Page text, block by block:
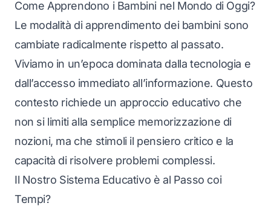
Come Apprendono i Bambini nel Mondo di Oggi?
Le modalità di apprendimento dei bambini sono
cambiate radicalmente rispetto al passato.
Viviamo in un’epoca dominata dalla tecnologia e
dall’accesso immediato all’informazione. Questo
contesto richiede un approccio educativo che
non si limiti alla semplice memorizzazione di
nozioni, ma che stimoli il pensiero critico e la
capacità di risolvere problemi complessi.
Il Nostro Sistema Educativo è al Passo coi
Tempi?